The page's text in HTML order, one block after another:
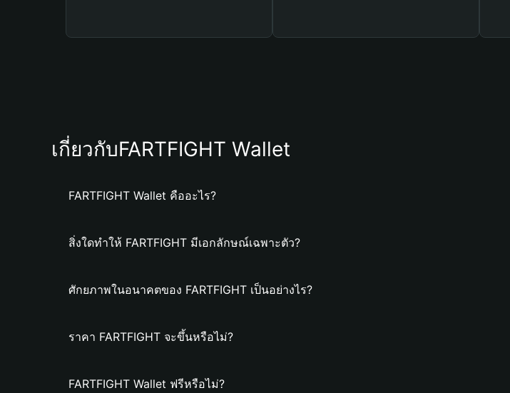
เกี่ยวกับFARTFIGHT Wallet
FARTFIGHT Wallet คืออะไร?
สิ่งใดทำให้ FARTFIGHT มีเอกลักษณ์เฉพาะตัว?
ศักยภาพในอนาคตของ FARTFIGHT เป็นอย่างไร?
ราคา FARTFIGHT จะขึ้นหรือไม่?
FARTFIGHT Wallet ฟรีหรือไม่?